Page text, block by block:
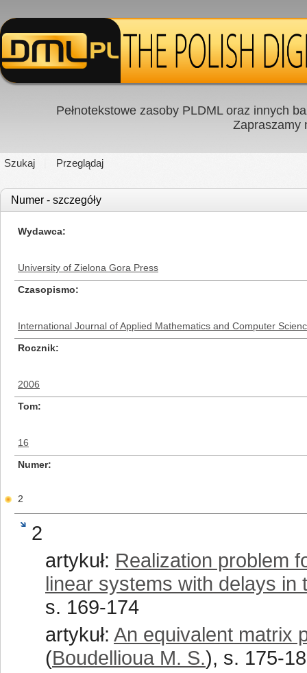
Pełnotekstowe zasoby PLDML oraz innych
Zapraszamy
Szukaj Przeglądaj
Numer - szczegóły
Wydawca
University of Zielona Gora Press
Czasopismo
International Journal of Applied Mathematics and Computer
Rocznik
2006
Tom
16
Numer
2
2
artykuł: Realization problem
linear systems with delays
s. 169-174
artykuł: An equivalent matrix
(Boudellioua M. S.), s. 175-